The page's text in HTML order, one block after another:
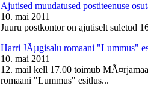
Ajutised muudatused postiteenuse
10. mai 2011
Juuru postkontor on ajutiselt suletud
Harri JÃµgisalu romaani "Lummus"
10. mai 2011
12. mail kell 17.00 toimub
romaani "Lummus" esitlus...